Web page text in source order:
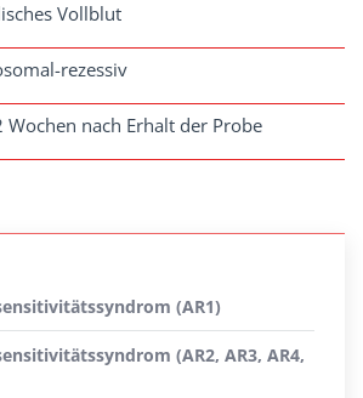
Vollblut
rezessiv
Wochen nach Erhalt der Probe
(AR1)
(AR2, AR3, AR4,